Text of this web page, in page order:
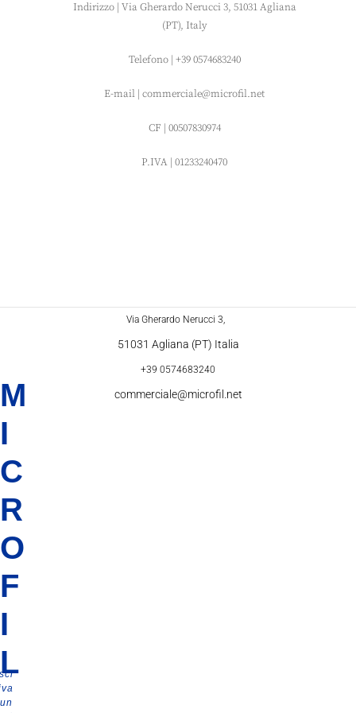
Indirizzo | Via Gherardo Nerucci 3, 51031 Agliana
(PT), Italy
Telefono | +39 0574683240
E-mail | commerciale@microfil.net
CF | 00507830974
P.IVA | 01233240470
M
I
C
R
O
F
I
L
Via Gherardo Nerucci 3,
51031 Agliana (PT) Italia
+39 0574683240
commerciale@microfil.net